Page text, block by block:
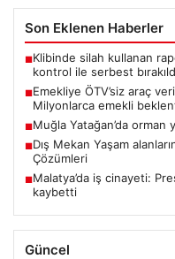
Son Eklenen Haberler
■Klibinde silah kullanan
kontrol ile serbest
■Emekliye ÖTV’siz araç
Milyonlarca emekli
■Muğla Yatağan’da orman
■Dış Mekan Yaşam
Çözümleri
■Malatya’da iş cinayeti:
kaybetti
Güncel